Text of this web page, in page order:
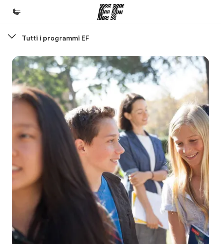
Benvenuto alla EF
Programmi
Vedi la nostra offerta
Trova l'ufficio più vicino
Chi siamo
La nostra organizzazione
Carriera
Lavora con noi
Tutti i programmi EF